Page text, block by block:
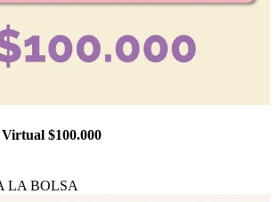
$100.000
LA BOLSA